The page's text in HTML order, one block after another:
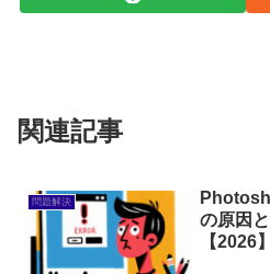
関連記事
問題解決
の原因
【2026】